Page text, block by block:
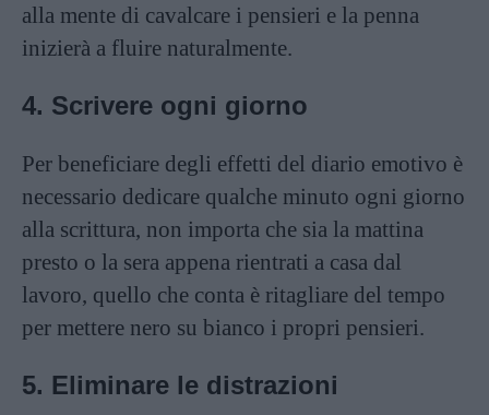
alla mente di cavalcare i pensieri e la penna
inizierà a fluire naturalmente.
4. Scrivere ogni giorno
Per beneficiare degli effetti del diario emotivo è
necessario dedicare qualche minuto ogni giorno
alla scrittura, non importa che sia la mattina
presto o la sera appena rientrati a casa dal
lavoro, quello che conta è ritagliare del tempo
per mettere nero su bianco i propri pensieri.
5. Eliminare le distrazioni